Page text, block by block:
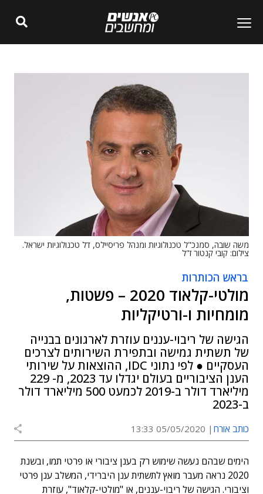
משה שובה, סמנכ"ל טכנולוגיות ומנהל פריסיילס, דל טכנולוגיות ישראל.
צילום: קובי קנטור ז"ל
בראש הכותרות
מולטי-קלאוד 2020 – פשטות,
מומחיות ו-ורטיקליות
הגישה של ריבוי-עננים עוזרת לארגונים בבנייה
של תשתית גמישה ובתפירת השירותים לצרכים
העסקיים ● לפי נתוני IDC, ההוצאות על שירותי
הענן הציבוריים בעולם יגדלו עד 2023, מ- 229
מיליארד דולר ב-2019 לכמעט 500 מיליארד דולר
ב-2023
כותב אורח 05/05/2020 13:33
הימים שבהם נעשה שימוש רק בענן ציבורי או פרטי תמו, ובשנת
2020 נראה מעבר מואץ לתשתית ענן היברידי, המשלב ענן פרטי
וציבורי. הגישה של ריבוי-עננים, או "מולטי-קלאוד", עוזרת